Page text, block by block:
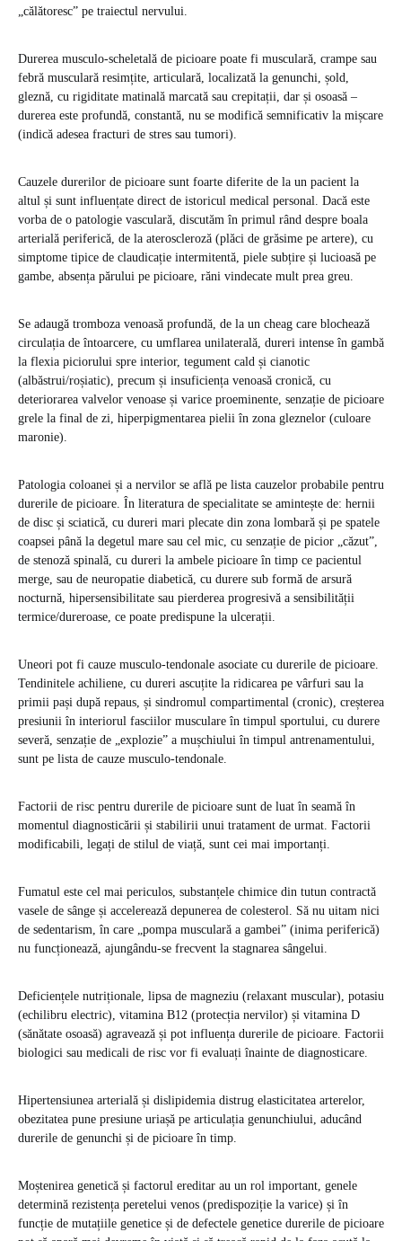
„călătoresc” pe traiectul nervului.
Durerea musculo-scheletală de picioare poate fi musculară, crampe sau
febră musculară resimțite, articulară, localizată la genunchi, șold,
gleznă, cu rigiditate matinală marcată sau crepitații, dar și osoasă –
durerea este profundă, constantă, nu se modifică semnificativ la mișcare
(indică adesea fracturi de stres sau tumori).
Cauzele durerilor de picioare sunt foarte diferite de la un pacient la
altul și sunt influențate direct de istoricul medical personal. Dacă este
vorba de o patologie vasculară, discutăm în primul rând despre boala
arterială periferică, de la ateroscleroză (plăci de grăsime pe artere), cu
simptome tipice de claudicație intermitentă, piele subțire și lucioasă pe
gambe, absența părului pe picioare, răni vindecate mult prea greu.
Se adaugă tromboza venoasă profundă, de la un cheag care blochează
circulația de întoarcere, cu umflarea unilaterală, dureri intense în gambă
la flexia piciorului spre interior, tegument cald și cianotic
(albăstrui/roșiatic), precum și insuficiența venoasă cronică, cu
deteriorarea valvelor venoase și varice proeminente, senzație de picioare
grele la final de zi, hiperpigmentarea pielii în zona gleznelor (culoare
maronie).
Patologia coloanei și a nervilor se află pe lista cauzelor probabile pentru
durerile de picioare. În literatura de specialitate se amintește de: hernii
de disc și sciatică, cu dureri mari plecate din zona lombară și pe spatele
coapsei până la degetul mare sau cel mic, cu senzație de picior „căzut”,
de stenoză spinală, cu dureri la ambele picioare în timp ce pacientul
merge, sau de neuropatie diabetică, cu durere sub formă de arsură
nocturnă, hipersensibilitate sau pierderea progresivă a sensibilității
termice/dureroase, ce poate predispune la ulcerații.
Uneori pot fi cauze musculo-tendonale asociate cu durerile de picioare.
Tendinitele achiliene, cu dureri ascuțite la ridicarea pe vârfuri sau la
primii pași după repaus, și sindromul compartimental (cronic), creșterea
presiunii în interiorul fasciilor musculare în timpul sportului, cu durere
severă, senzație de „explozie” a mușchiului în timpul antrenamentului,
sunt pe lista de cauze musculo-tendonale.
Factorii de risc pentru durerile de picioare sunt de luat în seamă în
momentul diagnosticării și stabilirii unui tratament de urmat. Factorii
modificabili, legați de stilul de viață, sunt cei mai importanți.
Fumatul este cel mai periculos, substanțele chimice din tutun contractă
vasele de sânge și accelerează depunerea de colesterol. Să nu uitam nici
de sedentarism, în care „pompa musculară a gambei” (inima periferică)
nu funcționează, ajungându-se frecvent la stagnarea sângelui.
Deficiențele nutriționale, lipsa de magneziu (relaxant muscular), potasiu
(echilibru electric), vitamina B12 (protecția nervilor) și vitamina D
(sănătate osoasă) agravează și pot influența durerile de picioare. Factorii
biologici sau medicali de risc vor fi evaluați înainte de diagnosticare.
Hipertensiunea arterială și dislipidemia distrug elasticitatea arterelor,
obezitatea pune presiune uriașă pe articulația genunchiului, aducând
durerile de genunchi și de picioare în timp.
Moștenirea genetică și factorul ereditar au un rol important, genele
determină rezistența peretelui venos (predispoziție la varice) și în
funcție de mutațiile genetice și de defectele genetice durerile de picioare